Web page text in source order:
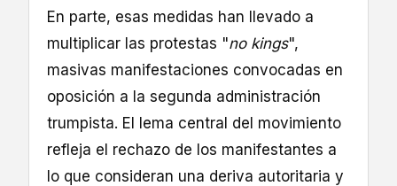
En parte, esas medidas han llevado a
multiplicar las protestas "no kings",
masivas manifestaciones convocadas en
oposición a la segunda administración
trumpista. El lema central del movimiento
refleja el rechazo de los manifestantes a
lo que consideran una deriva autoritaria y